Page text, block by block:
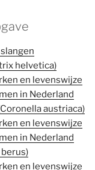
helvetica)
en levenswijze
in Nederland
austriaca)
en levenswijze
in Nederland
en levenswijze